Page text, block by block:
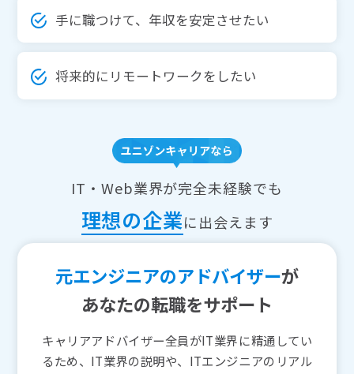
手に職つけて、年収を安定させたい
将来的にリモートワークをしたい
IT・Web業界が完全未経験でも
理想の企業に出会えます
元エンジニアのアドバイザーが
あなたの転職をサポート
キャリアアドバイザー全員がIT業界に精通してい
るため、IT業界の説明や、ITエンジニアのリアル